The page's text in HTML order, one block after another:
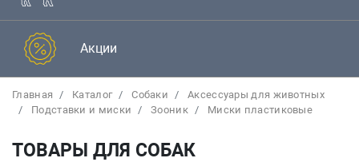
Акции
Главная Каталог Собаки
Аксессуары для животных
Подставки и миски
Зооник Миски пластиковые
ТОВАРЫ ДЛЯ СОБАК